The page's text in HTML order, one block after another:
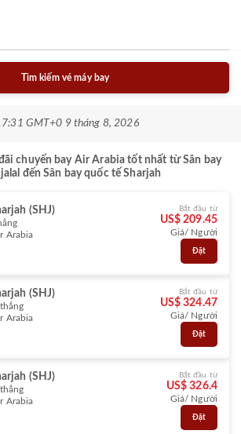
Tìm kiếm vé máy bay
GMT+0 9 tháng 8, 2026
chuyến bay Air Arabia tốt nhất từ Sân bay
đến Sân bay quốc tế Sharjah
(SHJ)
Arabia
Bắt đầu từ
US$ 209.45
Giá/ Người
Đặt
(SHJ)
Arabia
Bắt đầu từ
US$ 324.47
Giá/ Người
Đặt
(SHJ)
Arabia
Bắt đầu từ
US$ 326.4
Giá/ Người
Đặt